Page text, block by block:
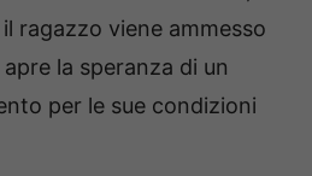
ragazzo viene ammesso
la speranza di un
per le sue condizioni